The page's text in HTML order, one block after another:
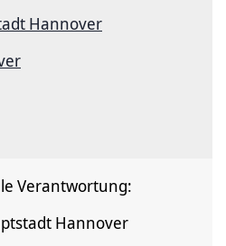
Hannover
Verantwortung:
Hannover